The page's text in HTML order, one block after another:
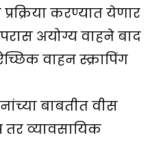
करण्यात येणार
अयोग्य वाहने बाद
वाहन स्क्रापिंग
बाबतीत वीस
तर व्यावसायिक